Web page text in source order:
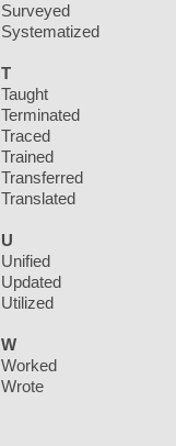
Surveyed
Systematized
T
Taught
Terminated
Traced
Trained
Transferred
Translated
U
Unified
Updated
Utilized
W
Worked
Wrote